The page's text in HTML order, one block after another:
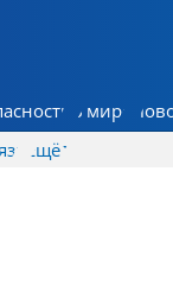
В мире
Ещё